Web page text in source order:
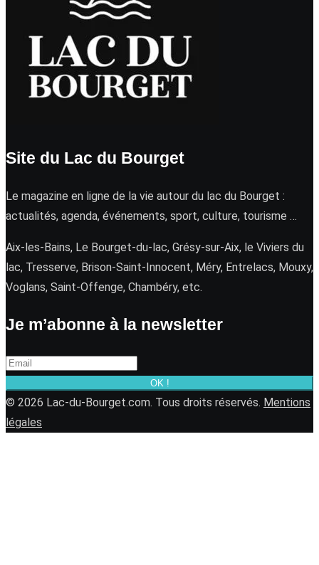
Site du Lac du Bourget
Le magazine en ligne de la vie autour du lac du Bourget :
actualités, agenda, événements, sport, culture, tourisme …
Aix-les-Bains, Le Bourget-du-lac, Grésy-sur-Aix, le Viviers du
lac, Tresserve, Brison-Saint-Innocent, Méry, Entrelacs, Mouxy,
Voglans, Saint-Offenge, Chambéry, etc.
Je m’abonne à la newsletter
OK !
© 2026 Lac-du-Bourget.com. Tous droits réservés. Mentions
légales